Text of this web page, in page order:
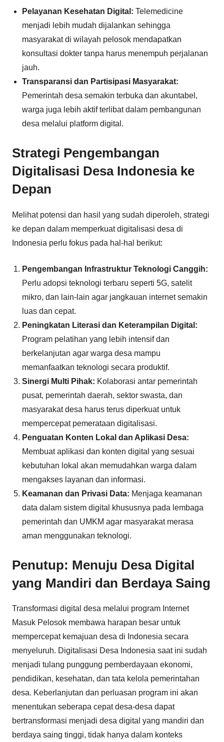
Pelayanan Kesehatan Digital: Telemedicine
menjadi lebih mudah dijalankan sehingga
masyarakat di wilayah pelosok mendapatkan
konsultasi dokter tanpa harus menempuh perjalanan
jauh.
Transparansi dan Partisipasi Masyarakat:
Pemerintah desa semakin terbuka dan akuntabel,
warga juga lebih aktif terlibat dalam pembangunan
desa melalui platform digital.
Strategi Pengembangan
Digitalisasi Desa Indonesia ke
Depan
Melihat potensi dan hasil yang sudah diperoleh, strategi
ke depan dalam memperkuat digitalisasi desa di
Indonesia perlu fokus pada hal-hal berikut:
Pengembangan Infrastruktur Teknologi Canggih:
Perlu adopsi teknologi terbaru seperti 5G, satelit
mikro, dan lain-lain agar jangkauan internet semakin
luas dan cepat.
Peningkatan Literasi dan Keterampilan Digital:
Program pelatihan yang lebih intensif dan
berkelanjutan agar warga desa mampu
memanfaatkan teknologi secara produktif.
Sinergi Multi Pihak: Kolaborasi antar pemerintah
pusat, pemerintah daerah, sektor swasta, dan
masyarakat desa harus terus diperkuat untuk
mempercepat pemerataan digitalisasi.
Penguatan Konten Lokal dan Aplikasi Desa:
Membuat aplikasi dan konten digital yang sesuai
kebutuhan lokal akan memudahkan warga dalam
mengakses layanan dan informasi.
Keamanan dan Privasi Data: Menjaga keamanan
data dalam sistem digital khususnya pada lembaga
pemerintah dan UMKM agar masyarakat merasa
aman menggunakan teknologi.
Penutup: Menuju Desa Digital
yang Mandiri dan Berdaya Saing
Transformasi digital desa melalui program Internet
Masuk Pelosok membawa harapan besar untuk
mempercepat kemajuan desa di Indonesia secara
menyeluruh. Digitalisasi Desa Indonesia saat ini sudah
menjadi tulang punggung pemberdayaan ekonomi,
pendidikan, kesehatan, dan tata kelola pemerintahan
desa. Keberlanjutan dan perluasan program ini akan
menentukan seberapa cepat desa-desa dapat
bertransformasi menjadi desa digital yang mandiri dan
berdaya saing tinggi, tidak hanya dalam konteks